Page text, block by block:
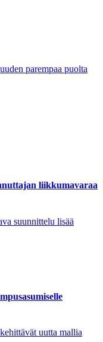
parempaa puolta
liikkumavaraa
suunnittelu lisää
uutta mallia